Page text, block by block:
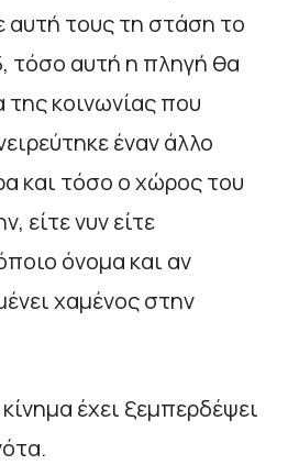
αυτή τους τη στάση το
τόσο αυτή η πληγή θα
κοινωνίας που
έναν άλλο
και τόσο ο χώρος του
είτε νυν είτε
όνομα και αν
χαμένος στην
έχει ξεμπερδέψει